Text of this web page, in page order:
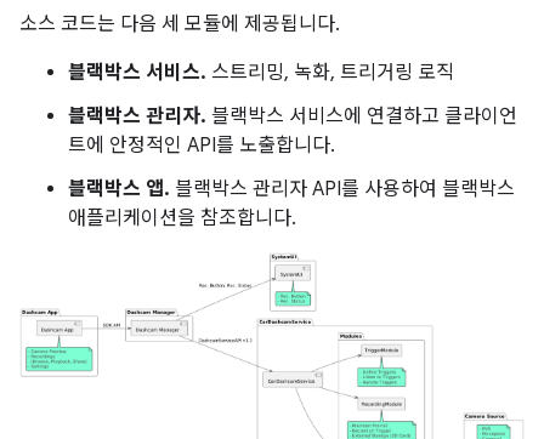
소스 코드는 다음 세 모듈에 제공됩니다.
블랙박스 서비스. 스트리밍, 녹화, 트리거링 로직
블랙박스 관리자. 블랙박스 서비스에 연결하고 클라이언
트에 안정적인 API를 노출합니다.
블랙박스 앱. 블랙박스 관리자 API를 사용하여 블랙박스
애플리케이션을 참조합니다.